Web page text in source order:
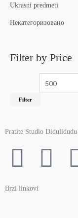
Ukrasni predmeti
Некатегоризовано
Filter by Price
Filter
Pratite Studio Didulidudu
F
a
T
Brzi linkovi